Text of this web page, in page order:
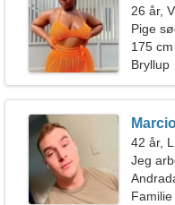
26 år,
Pige
175
Bryllup
42 år,
Jeg
dygtig
Familie